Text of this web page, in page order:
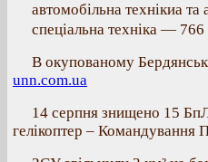
автомобільна технікиа
спеціальна техніка —
В окупованому
unn.com.ua
14 серпня знищено 15
гелікоптер – Командування